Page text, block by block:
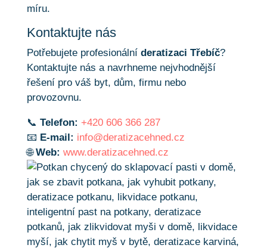
míru.
Kontaktujte nás
Potřebujete profesionální deratizaci Třebíč?
Kontaktujte nás a navrhneme nejvhodnější
řešení pro váš byt, dům, firmu nebo
provozovnu.
📞 Telefon: +420 606 366 287
📧 E-mail: info@deratizacehned.cz
🌐Web: www.deratizacehned.cz